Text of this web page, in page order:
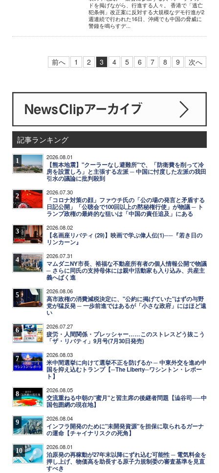
ドを掲げながら、行進する人々。 香港で「逃亡
犯条例」改正案に反対する大規模なデモ行進が2
週連続で行われた16日、沖縄でも中国の脅威に
警鐘を鳴らすデ...
前へ 1 2 3 4 5 6 7 8 9 次へ
記事ランキング
1 2026.08.01
【熊本地震】"クーラーなし避難所"で、「防衛費を削って冷
房を設置しろ」と主張する左派 ─ 中国に忖度した左派の我田
引水の議論に批判殺到
2 2026.07.30
「コロナ対策の顔」ファウチ氏の「公の場の発言と矛盾する
日記公開」「公聴会で100回以上の黙秘権行使」が物議 ─ ト
ランプ政権の最終的な狙いは「中国の責任追及」にある
3 2026.08.02
【名画座リバティ (29)】映画で学ぶ偉人伝(1)──『若き日の
リンカーン』
4 2026.07.31
マムダニNY市長、裕福な不動産所有者の個人情報公開で物議
─ さらに同氏の支持母体には親中活動家も入り込み、共産主
義へばく進
5 2026.08.06
高市政権の消費減税決定に、"公約に掲げていた"はずの与野
党が猛反発 ─ 一歩前進ではあるが「小さな政府」にはほど遠
い
6 2026.07.27
疲労・人間関係・プレッシャー……このストレスどう抜こう
「ザ・リバティ」9月号(7月30日発売)
7 2026.08.03
米中間選挙に向けて選挙不正を防げるか ─ 中東外交を進め中
国を抑え込むトランプ【─The Liberty─ワシントン・レポー
ト】
8 2026.08.05
交流重ねる中朝の"蜜月"と習主席の後継者問題【澁谷司──中
国包囲網の現在地】
9 2026.08.04
インフラ開発のために"未開発資源"を担保に取られるガーナ
の運命【チャイナリスクの死角】
10 2026.08.01
泊原発の再稼動が27年末以降にずれ込む可能性 ─ 電気料金を
押し上げ、物価高を助長する原子力規制委の審査基準を見直
すべき